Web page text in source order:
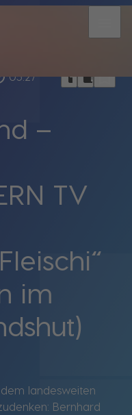
05:27 headphoneschrome_reader_modebookmark_border
–
TV
im
landesweiten
Bernhard